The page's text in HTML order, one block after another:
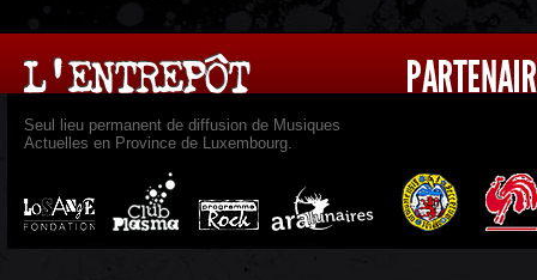
Seul lieu permanent de diffusion de Musiques
Actuelles en Province de Luxembourg.